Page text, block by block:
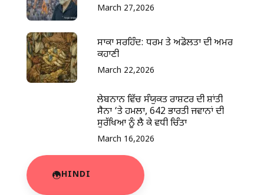
March 27,2026
ਸਾਕਾ ਸਰਹਿੰਦ: ਧਰਮ ਤੇ ਅਡੋਲਤਾ ਦੀ ਅਮਰ
ਕਹਾਣੀ
March 22,2026
ਲੇਬਨਾਨ ਵਿੱਚ ਸੰਯੁਕਤ ਰਾਸ਼ਟਰ ਦੀ ਸ਼ਾਂਤੀ
ਸੈਨਾ ‘ਤੇ ਹਮਲਾ, 642 ਭਾਰਤੀ ਜਵਾਨਾਂ ਦੀ
ਸੁਰੱਖਿਆ ਨੂੰ ਲੈ ਕੇ ਵਧੀ ਚਿੰਤਾ
March 16,2026
HINDI